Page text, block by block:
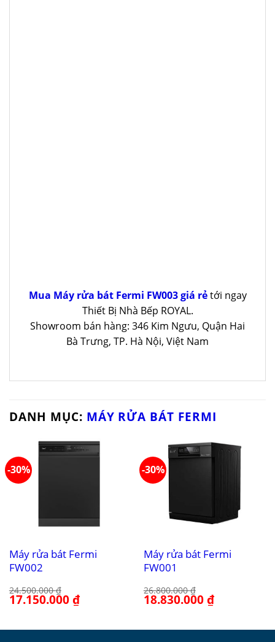
Mua Máy rửa bát Fermi FW003 giá rẻtới ngay
Thiết Bị Nhà Bếp ROYAL.
Showroom bán hàng: 346 Kim Ngưu, Quận Hai
Bà Trưng, TP. Hà Nội, Việt Nam
DANH MỤC: MÁY RỬA BÁT FERMI
-30%
Máy rửa bát Fermi
FW002
24.500.000₫
Giá
gốc
17.150.000₫Giá
hiện
17.150.000 ₫.
-30%
Máy rửa bát Fermi
FW001
26.800.000₫
Giá
gốc
18.830.000₫Giá
hiện
18.830.000 ₫.